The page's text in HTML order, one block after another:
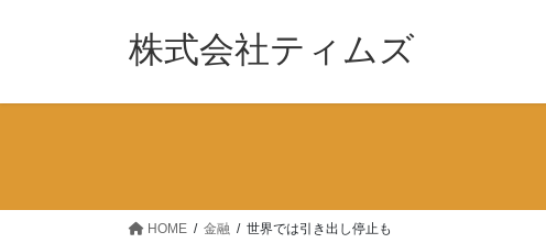
株式会社ティムズ
HOME 金融 世界では引き出し停止も